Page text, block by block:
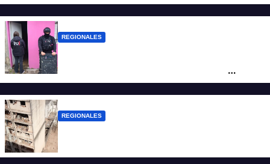
de San Antonio de Obligado
REGIONALES
violencia armada
REGIONALES